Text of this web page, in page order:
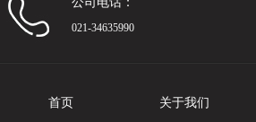
021-34635990
首页 关于我们